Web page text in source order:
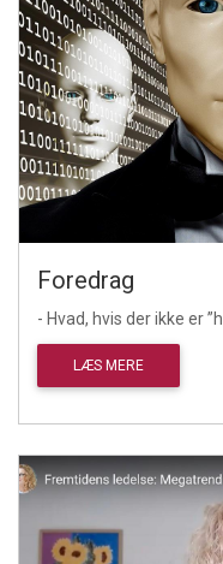
Foredrag
- Hvad, hvis der ikke er
LÆS MERE